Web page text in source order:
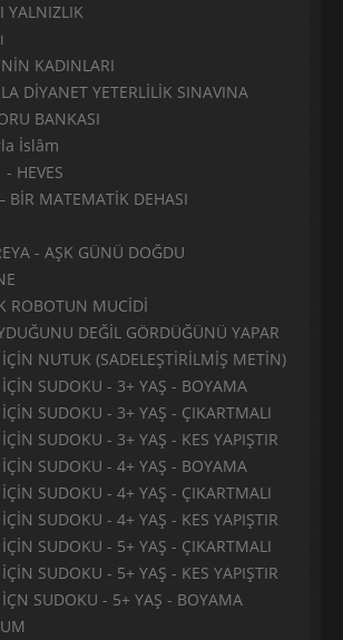
YALNIZLIK
KADINLARI
DİYANET YETERLİLİK SINAVINA
BANKASI
İslâm
HEVES
BİR MATEMATİK DEHASI
- AŞK GÜNÜ DOĞDU
ROBOTUN MUCİDİ
DEĞİL GÖRDÜĞÜNÜ YAPAR
NUTUK (SADELEŞTİRİLMİŞ METİN)
İÇİN SUDOKU - 3+ YAŞ - BOYAMA
SUDOKU - 3+ YAŞ - ÇIKARTMALI
SUDOKU - 3+ YAŞ - KES YAPIŞTIR
İÇİN SUDOKU - 4+ YAŞ - BOYAMA
SUDOKU - 4+ YAŞ - ÇIKARTMALI
SUDOKU - 4+ YAŞ - KES YAPIŞTIR
SUDOKU - 5+ YAŞ - ÇIKARTMALI
SUDOKU - 5+ YAŞ - KES YAPIŞTIR
İÇN SUDOKU - 5+ YAŞ - BOYAMA